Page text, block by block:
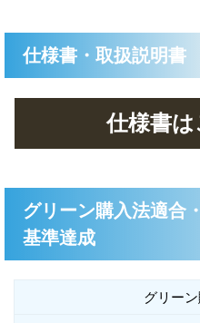
仕様書・取扱説明書
仕様書は
グリーン購入法適合
基準達成
グリー